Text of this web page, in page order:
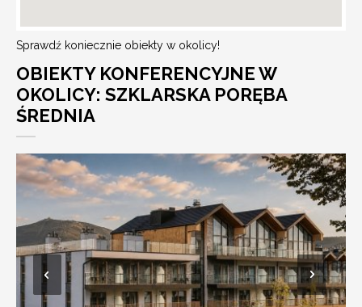
Sprawdź koniecznie obiekty w okolicy!
OBIEKTY KONFERENCYJNE W
OKOLICY: SZKLARSKA PORĘBA
ŚREDNIA